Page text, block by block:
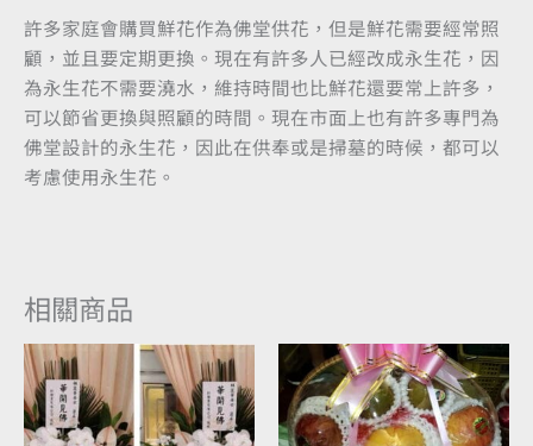
許多家庭會購買鮮花作為佛堂供花，但是鮮花需要經常照
顧，並且要定期更換。現在有許多人已經改成永生花，因
為永生花不需要澆水，維持時間也比鮮花還要常上許多，
可以節省更換與照顧的時間。現在市面上也有許多專門為
佛堂設計的永生花，因此在供奉或是掃墓的時候，都可以
考慮使用永生花。
相關商品